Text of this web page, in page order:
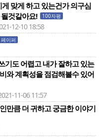
맞게 하고 있는건가 의구심
것같아요!
100자평
12-10 18:58
페이퍼
기도 어렵고 내가 잘하고 있는
와 계획성을 점검해볼수 있어
11-06 11:57
만큼 더 귀하고 궁금한 이야기